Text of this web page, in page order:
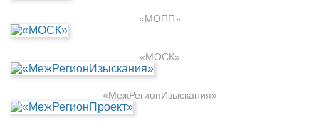
«МОПП»
«МОСК»
«МежРегионИзыскания»